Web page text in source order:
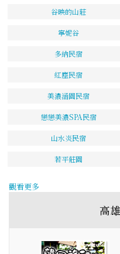
谷映的山莊
寧妮谷
多納民宿
紅塵民宿
美濃涵園民宿
戀戀美濃SPA民宿
山水炎民宿
若平莊園
觀看更多
高